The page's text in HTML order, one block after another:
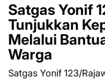
Satgas Yonif
Tunjukkan
Melalui
Warga
Satgas Yonif 123/